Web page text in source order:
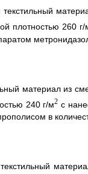
плотностью 260 г/
материал из
240 г/м2 с
в